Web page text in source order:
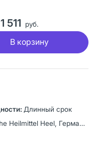
1 511 руб.
В корзину
Длинный срок
Biologische Heilmittel Heel, Германия